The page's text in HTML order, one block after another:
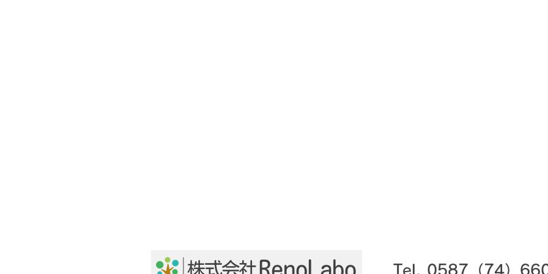
Tel.​ 0587（74）